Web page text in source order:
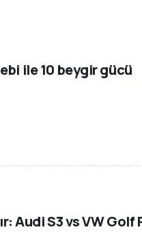
ile 10 beygir gücü
Audi S3 vs VW Golf